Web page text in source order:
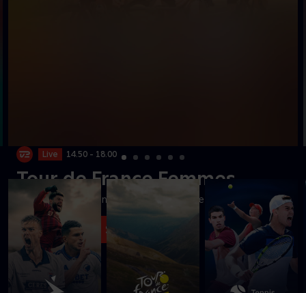
Live 14.50 - 18.00
Tour de France Femmes
Se dronningeetapen til toppen af mytiske Mont Ventoux
Se med nu